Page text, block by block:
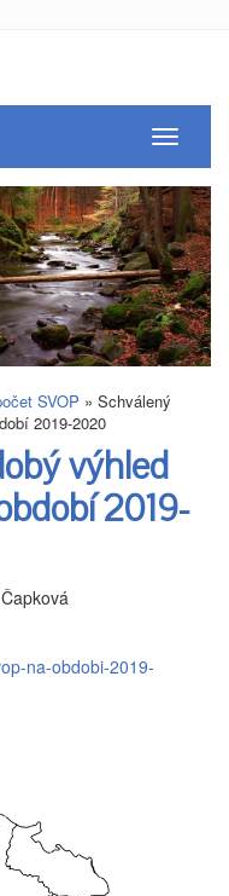
Toggle
SVOP » Schválený
2019-2020
výhled
2019-
na-obdobi-2019-